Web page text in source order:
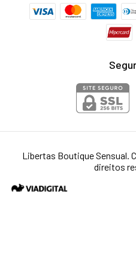
Libertas Boutique Sensual.
direitos